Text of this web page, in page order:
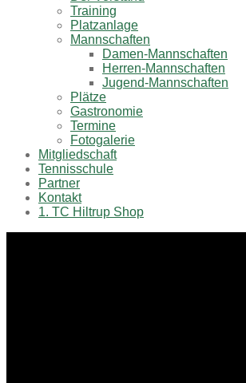
Training
Platzanlage
Mannschaften
Damen-Mannschaften
Herren-Mannschaften
Jugend-Mannschaften
Plätze
Gastronomie
Termine
Fotogalerie
Mitgliedschaft
Tennisschule
Partner
Kontakt
1. TC Hiltrup Shop